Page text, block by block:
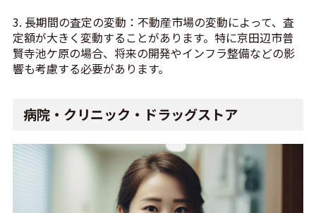
3. 長期間の査定の変動：不動産市場の変動によって、査
定額が大きく変動することがあります。特に京田辺市普
賢寺池ケ原の場合、将来の開発やインフラ整備などの影
響も考慮する必要があります。
病院・クリニック・ドラッグストア